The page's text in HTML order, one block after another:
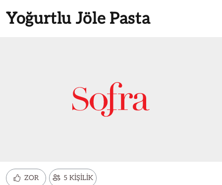
Yoğurtlu Jöle Pasta
ZOR 5 KİŞİLİK